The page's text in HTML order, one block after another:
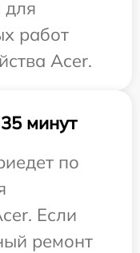
для
работ
Acer.
минут
по
Если
ремонт